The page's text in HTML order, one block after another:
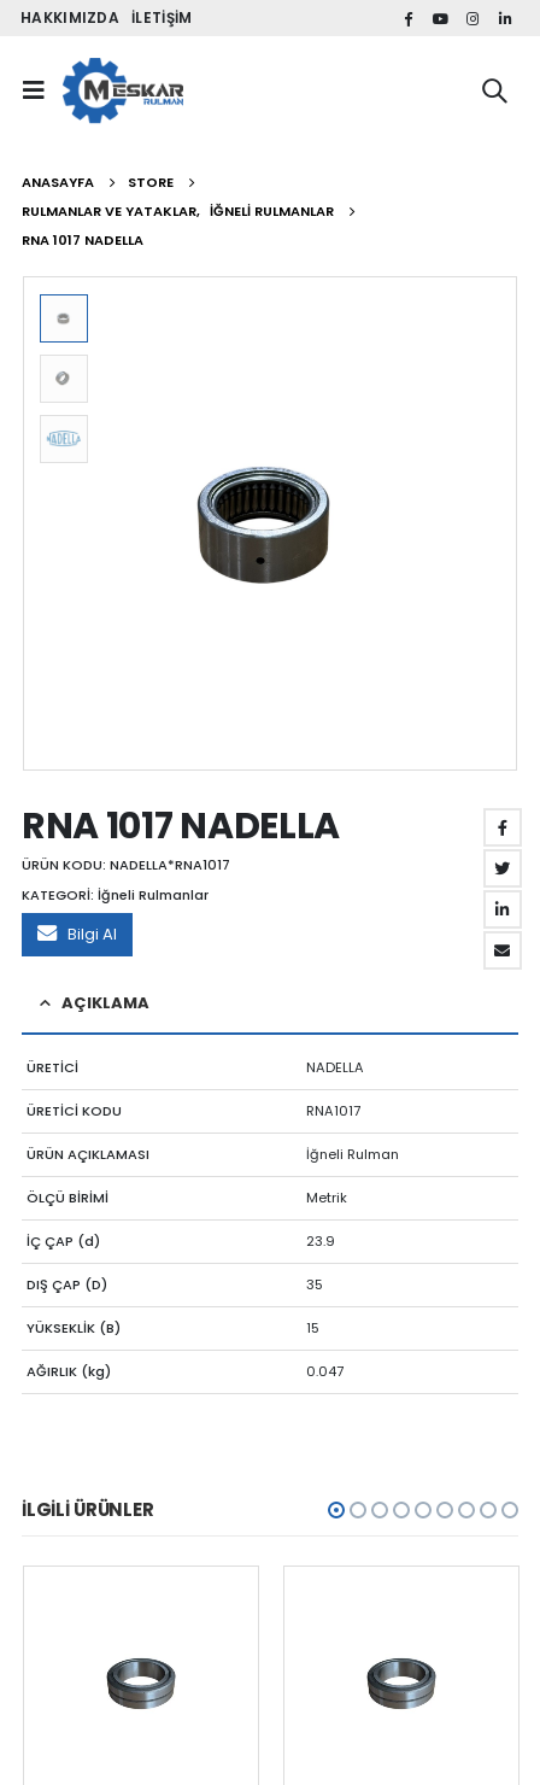
HAKKIMIZDA İLETIŞIM
ANASAYFA
STORE
RULMANLAR VE YATAKLAR, İĞNELI RULMANLAR
RNA 1017 NADELLA
RNA 1017 NADELLA
ÜRÜN KODU: NADELLA*RNA1017
KATEGORİ: İğneli Rulmanlar
Bilgi Al
AÇIKLAMA
ÜRETİCİ NADELLA
ÜRETİCİ KODU RNA1017
ÜRÜN AÇIKLAMASI İğneli Rulman
ÖLÇÜ BİRİMİ Metrik
İÇ ÇAP (d) 23.9
DIŞ ÇAP (D) 35
YÜKSEKLİK (B) 15
AĞIRLIK (kg) 0.047
İLGILI ÜRÜNLER